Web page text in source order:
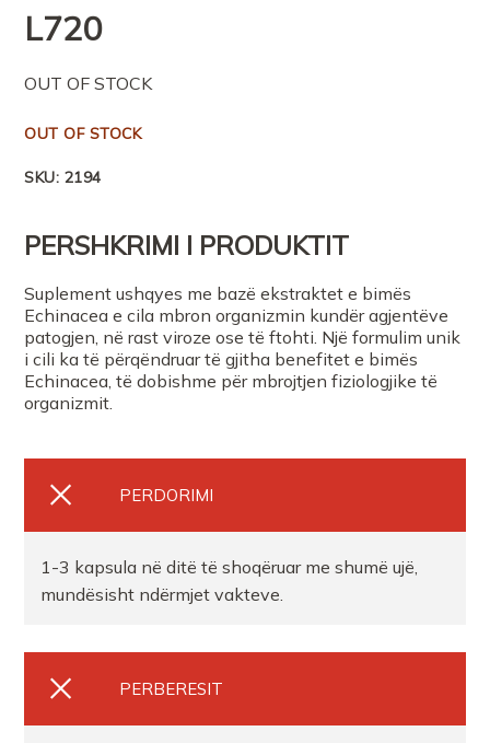
L720
OUT OF STOCK
OUT OF STOCK
SKU: 2194
PERSHKRIMI I PRODUKTIT
Suplement ushqyes me bazë ekstraktet e bimës
Echinacea e cila mbron organizmin kundër agjentëve
patogjen, në rast viroze ose të ftohti. Një formulim unik
i cili ka të përqëndruar të gjitha benefitet e bimës
Echinacea, të dobishme për mbrojtjen fiziologjike të
organizmit.
PERDORIMI
1-3 kapsula në ditë të shoqëruar me shumë ujë,
mundësisht ndërmjet vakteve.
PERBERESIT